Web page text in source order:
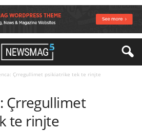
Çrregullimet psikiatrike tek te rinjte
Çrregullimet
te rinjte